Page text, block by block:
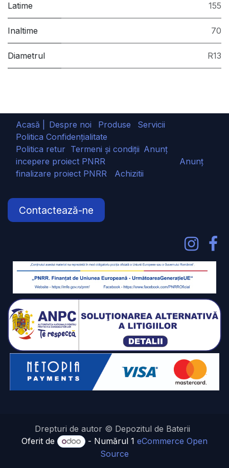
Latime 155
Inaltime 70
Diametrul R13
Acasă | Despre noi Produse
Servicii
Politica Confidențialitate
Politica retur Termeni și condiții Anunț
incepere proiect PNRR
Anunț
finalizare proiect PNRR Achizitii
Contactează-ne
Drepturi de autor © Depozitul de Baterii
Oferit de
- Numărul 1 eCommerce Open
Source